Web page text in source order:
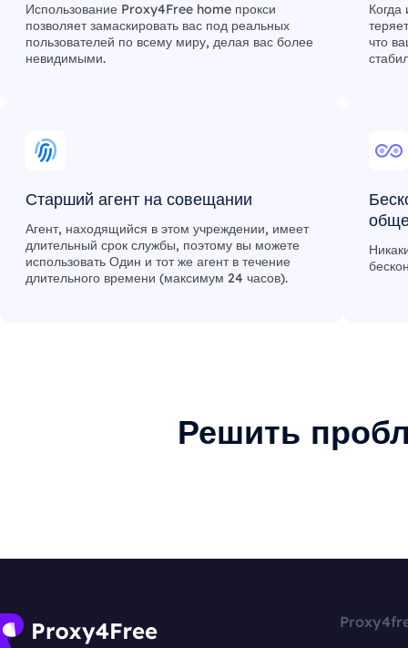
Использование Proxy4Free home прокси
позволяет замаскировать вас под реальных
пользователей по всему миру, делая вас более
невидимыми.
Когда
что
Старший агент на совещании
Агент, находящийся в этом учреждении, имеет
длительный срок службы, поэтому вы можете
использовать Один и тот же агент в течение
длительного времени (максимум 24 часов).
Решить